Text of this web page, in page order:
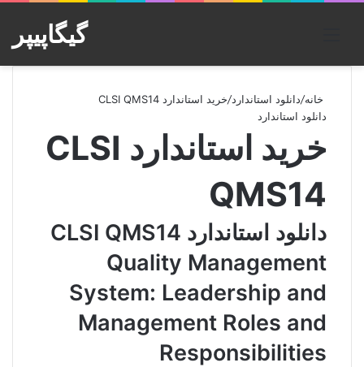
گیگاپیپر
خانه/دانلود استاندارد/خرید استاندارد CLSI QMS14
دانلود استاندارد
خرید استاندارد CLSI
QMS14
دانلود استاندارد CLSI QMS14
Quality Management
System: Leadership and
Management Roles and
Responsibilities